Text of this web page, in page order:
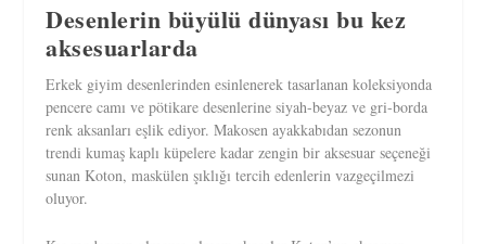
Desenlerin büyülü dünyası bu kez
aksesuarlarda
Erkek giyim desenlerinden esinlenerek tasarlanan koleksiyonda
pencere camı ve pötikare desenlerine siyah-beyaz ve gri-borda
renk aksanları eşlik ediyor. Makosen ayakkabıdan sezonun
trendi kumaş kaplı küpelere kadar zengin bir aksesuar seçeneği
sunan Koton, maskülen şıklığı tercih edenlerin vazgeçilmezi
oluyor.